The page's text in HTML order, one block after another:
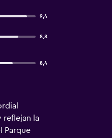
9,4
8,8
8,4
reflejan la
Parque